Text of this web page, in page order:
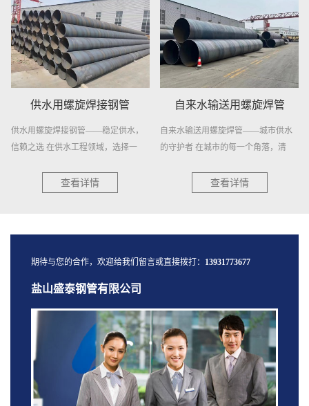
供水用螺旋焊接钢管
供水用螺旋焊接钢管——稳定供水，
信赖之选 在供水工程领域，选择一
查看详情
自来水输送用螺旋焊管
自来水输送用螺旋焊管——城市供水
的守护者 在城市的每一个角落，清
查看详情
期待与您的合作，欢迎给我们留言或直接拨打： 13931773677
盐山盛泰钢管有限公司